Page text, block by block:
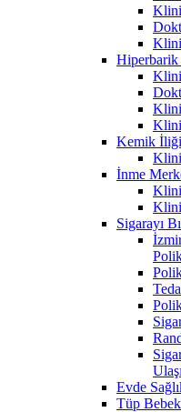
Hiperbarik
Kemik
İnme
Sigarayı
Evde
Tüp